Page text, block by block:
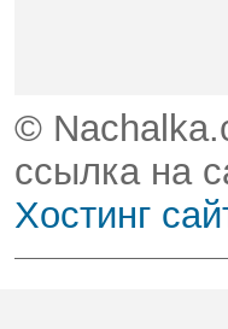
©
ссылка на
Хостинг